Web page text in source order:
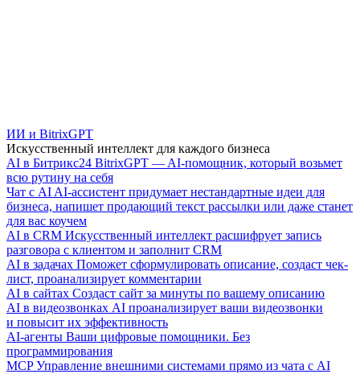
ИИ и BitrixGPT
Искусственный интеллект для каждого бизнеса
AI в Битрикс24 BitrixGPT — AI-помощник, который возьмет
всю рутину на себя
Чат с AI AI-ассистент придумает нестандартные идеи для
бизнеса, напишет продающий текст рассылки или даже станет
для вас коучем
AI в CRM Искусственный интеллект расшифрует запись
разговора с клиентом и заполнит CRM
AI в задачах Поможет сформулировать описание, создаст чек-
лист, проанализирует комментарии
AI в сайтах Создаст сайт за минуты по вашему описанию
AI в видеозвонках AI проанализирует ваши видеозвонки
и повысит их эффективность
AI-агенты Ваши цифровые помощники. Без
программирования
MCP Управление внешними системами прямо из чата с AI